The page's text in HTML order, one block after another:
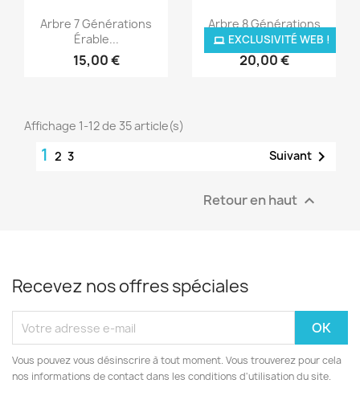
Aperçu rapide
Arbre 7 Générations
Érable...
15,00 €
Aperçu rapide
Arbre 8 Générations
Village...
20,00 €
EXCLUSIVITÉ WEB !
Affichage 1-12 de 35 article(s)
1 2 3 Suivant 
Retour en haut 
Recevez nos offres spéciales
Vous pouvez vous désinscrire à tout moment. Vous trouverez pour cela
nos informations de contact dans les conditions d'utilisation du site.